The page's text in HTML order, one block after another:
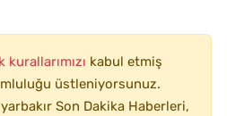
kabul etmiş
üstleniyorsunuz.
Son Dakika Haberleri,